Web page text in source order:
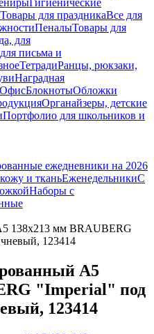
Товары для праздникаВсе для
ПеналыТовары для
для
письма и
ТетрадиРанцы, рюкзаки,
Наградная
ОфисБлокнотыОбложки
Органайзеры, детские
Портфолио для школьников и
ежедневники на 2026
и тканьЕженедельникиС
Наборы с
138х213 мм BRAUBERG
123414
А5
"Imperial" под
123414